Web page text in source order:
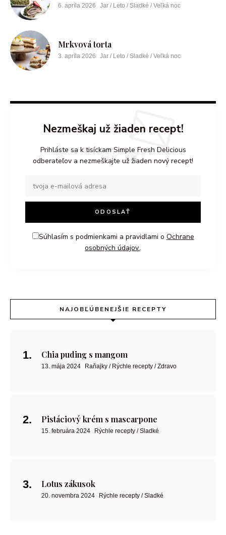
6. apríla 2026 Jar / Leto / Sladké / Veľká noc
Mrkvová torta
3. apríla 2026 Jar / Leto / Sladké / Veľká noc
Nezmeškaj už žiaden recept!
Prihláste sa k tisíckam Simple Fresh Delicious
odberateľov a nezmeškajte už žiaden nový recept!
Súhlasím s podmienkami a pravidlami o Ochrane
osobných údajov..
NAJOBĽÚBENEJŠIE RECEPTY
Chia puding s mangom
13. mája 2024 Raňajky / Rýchle recepty / Zdravo
Pistáciový krém s mascarpone
15. februára 2024 Rýchle recepty / Sladké
Lotus zákusok
20. novembra 2024 Rýchle recepty / Sladké